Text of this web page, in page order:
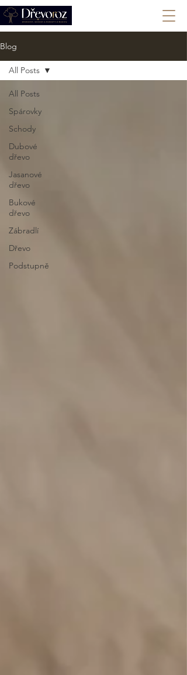
Blog
All Posts
Spárovky
Schody
Dubové
dřevo
Jasanové
dřevo
Bukové
dřevo
Zábradlí
Dřevo
Podstupně
All Posts